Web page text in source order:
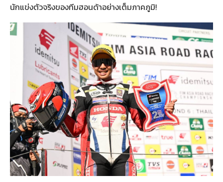
นักแข่งตัวจริงของทีมฮอนด้าอย่างเต็มภาคภูมิ!